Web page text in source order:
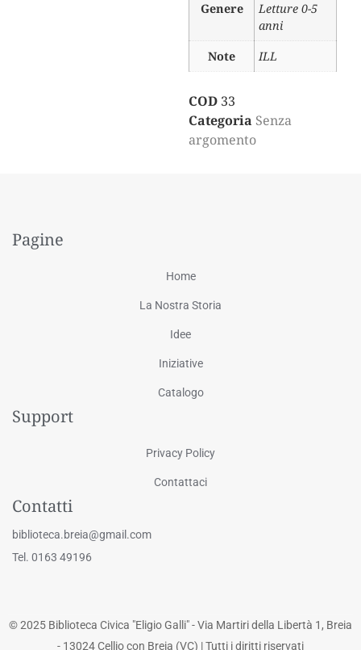
Genere
Letture 0-5
anni
Note
ILL
COD 33
Categoria Senza
argomento
Pagine
Home
La Nostra Storia
Idee
Iniziative
Catalogo
Support
Privacy Policy
Contattaci
Contatti
biblioteca.breia@gmail.com
Tel. 0163 49196
© 2025 Biblioteca Civica "Eligio Galli" - Via Martiri della Libertà 1, Breia
- 13024 Cellio con Breia (VC) | Tutti i diritti riservati